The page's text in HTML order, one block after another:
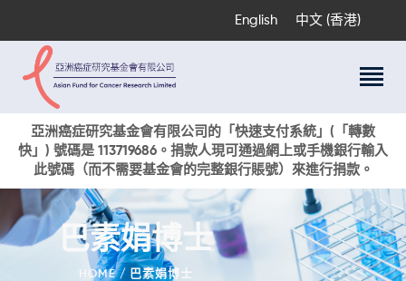
English 中文 (香港)
亞洲癌症研究基金會有限公司的「快速支付系統」(「轉數
快」) 號碼是 113719686。捐款人現可通過網上或手機銀行輸入
此號碼（而不需要基金會的完整銀行賬號）來進行捐款。
巴素娟博士
HOME 巴素娟博士
關於我們
科研項目
活動與獎項
新聞
捐款支持